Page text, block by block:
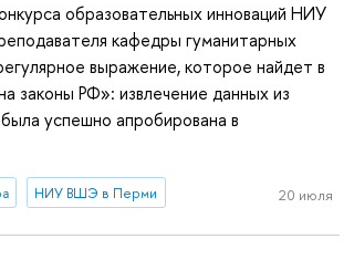
образовательных инноваций НИУ
кафедры гуманитарных
выражение, которое найдет в
законы РФ»: извлечение данных из
успешно апробирована в
НИУ ВШЭ в Перми 20 июля